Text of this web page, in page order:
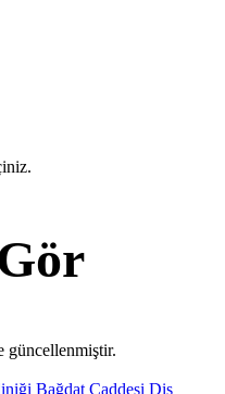
güncellenmiştir.
Bağdat Caddesi Diş